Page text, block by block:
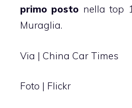
primo posto nella top
Muraglia.
Via | China Car Times
Foto | Flickr